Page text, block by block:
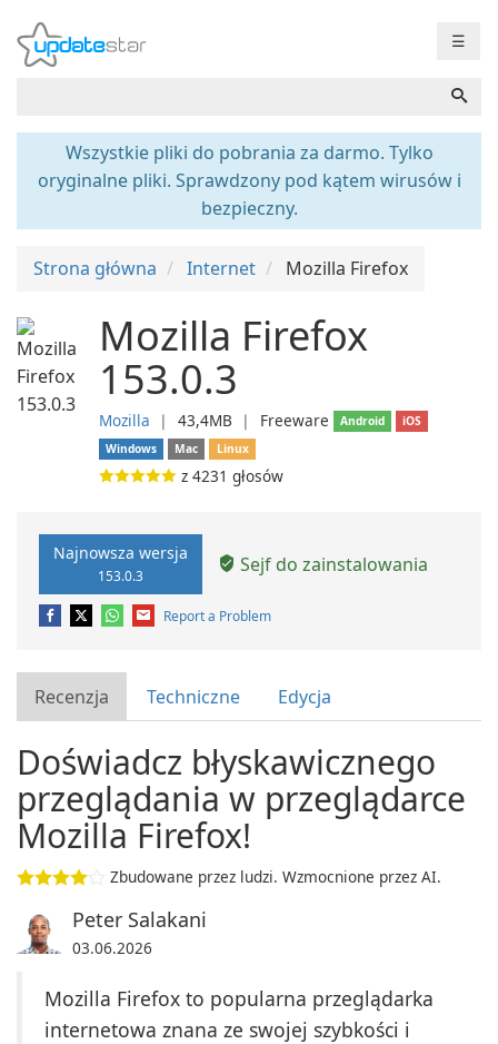
☰
Wszystkie pliki do pobrania za darmo. Tylko
oryginalne pliki. Sprawdzony pod kątem wirusów i
bezpieczny.
Strona główna Internet Mozilla Firefox
Mozilla Firefox
153.0.3
Mozilla ❘ 43,4MB ❘ Freeware Android
iOS
Windows
Mac Linux
z 4231 głosów
Najnowsza wersja
153.0.3 Sejf do zainstalowania
Report a Problem
Recenzja Techniczne Edycja
Doświadcz błyskawicznego
przeglądania w przeglądarce
Mozilla Firefox!
Zbudowane przez ludzi. Wzmocnione przez AI.
Peter Salakani
03.06.2026
Mozilla Firefox to popularna przeglądarka
internetowa znana ze swojej szybkości i